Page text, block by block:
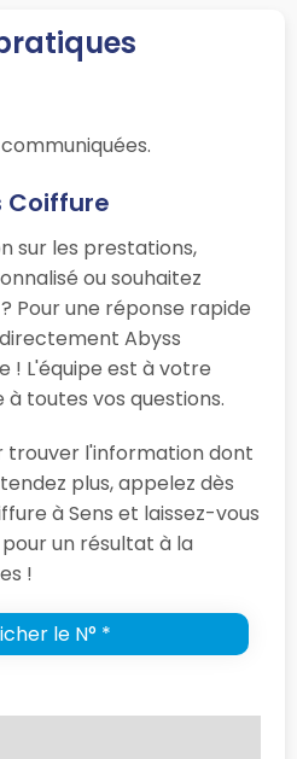
Coiffure
sur les prestations,
ou souhaitez
Pour une réponse rapide
Abyss
! L'équipe est à votre
toutes vos questions.
trouver l'information dont
plus, appelez dès
à Sens et laissez-vous
un résultat à la
!
le N° *